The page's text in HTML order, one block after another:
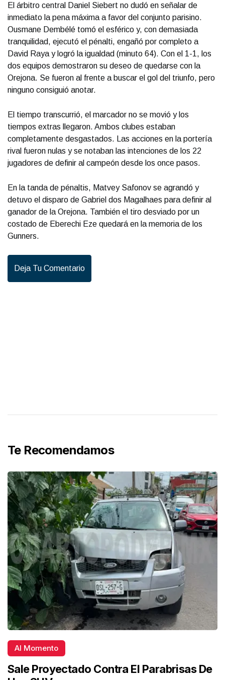
El árbitro central Daniel Siebert no dudó en señalar de
inmediato la pena máxima a favor del conjunto parisino.
Ousmane Dembélé tomó el esférico y, con demasiada
tranquilidad, ejecutó el pénalti, engañó por completo a
David Raya y logró la igualdad (minuto 64). Con el 1-1, los
dos equipos demostraron su deseo de quedarse con la
Orejona. Se fueron al frente a buscar el gol del triunfo, pero
ninguno consiguió anotar.
El tiempo transcurrió, el marcador no se movió y los
tiempos extras llegaron. Ambos clubes estaban
completamente desgastados. Las acciones en la portería
rival fueron nulas y se notaban las intenciones de los 22
jugadores de definir al campeón desde los once pasos.
En la tanda de pénaltis, Matvey Safonov se agrandó y
detuvo el disparo de Gabriel dos Magalhaes para definir al
ganador de la Orejona. También el tiro desviado por un
costado de Eberechi Eze quedará en la memoria de los
Gunners.
Deja Tu Comentario
Te Recomendamos
Al Momento
Sale Proyectado Contra El Parabrisas De